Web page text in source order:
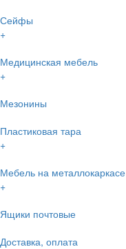
Сейфы
+
Медицинская мебель
+
Мезонины
Пластиковая тара
+
Мебель на металлокаркасе
+
Ящики почтовые
Доставка, оплата